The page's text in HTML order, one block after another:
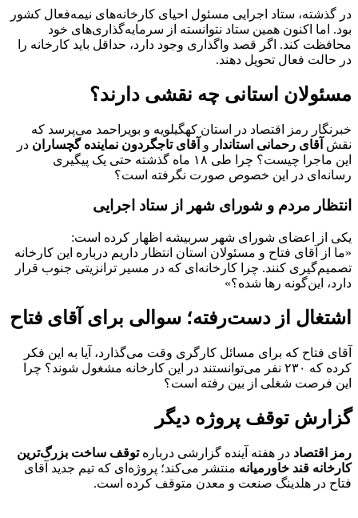
در گذشته، ستاد اجرایی مسئول احیای کارخانه‌های نیمه‌فعال کشور
بود. اما اکنون همین ستاد نتوانسته از سرمایه‌گذاری‌های خود
محافظت کند. اگر قصد واگذاری وجود دارد، حداقل باید کارخانه را
در حالت فعال تحویل دهند.
مسئولان استانی چه نقشی دارند؟
خبرنگار رمز اقتصاد در استان کهگیلویه و بویراحمد می‌پرسد که
نقش آقای رحمانی استاندار و آقای تاجگردون نماینده گچساران در
این ماجرا چیست؟ چرا طی ۱۸ ماه گذشته حتی یک پیگیری
رسانه‌ای در این خصوص صورت نگرفته است؟
انتظار مردم و شورای شهر از ستاد اجرایی
یکی از اعضای شورای شهر سربیشه اظهار کرده است:
«ما از آقای فتاح و مسئولان استان انتظار داریم درباره این کارخانه
تصمیم‌گیری کنند. چرا کارخانه‌ای که در مسیر ترانزیتی جنوب قرار
دارد، این‌گونه رها شده؟»
اشتغال از دست‌رفته؛ سوالی برای آقای فتاح
آقای فتاح که برای مسائل کارگری وقت می‌گذارد، آیا به این فکر
کرده که ۲۳۰ نفر می‌توانستند در این کارخانه مشغول شوند؟ چرا
این فرصت شغلی از بین رفته است؟
گزارش توقف پروژه دیگر
رمز اقتصاد در هفته آینده گزارشی دربارهتوقف ساخت بزرگ‌ترین
کارخانه قند خاورمیانه منتشر می‌کند؛ پروژه‌ای که تیم جدید آقای
فتاح در هلدینگ صنعت و معدن متوقف کرده است.